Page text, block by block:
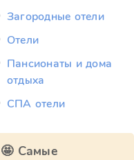
Загородные отели
Отели
Пансионаты и дома
отдыха
СПА отели
🤩 Самые